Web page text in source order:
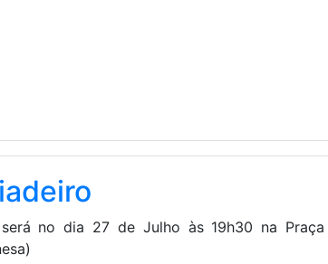
será no dia 27 de Julho às 19h30 na